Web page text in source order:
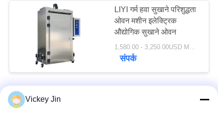
LIYI गर्म हवा सुखाने परिशुद्धता
ओवन मशीन इलेक्ट्रिक
औद्योगिक सुखाने ओवन
1,580.00 - 3,250.00USD MOQ:एक सेट
संपर्क
Vickey Jin